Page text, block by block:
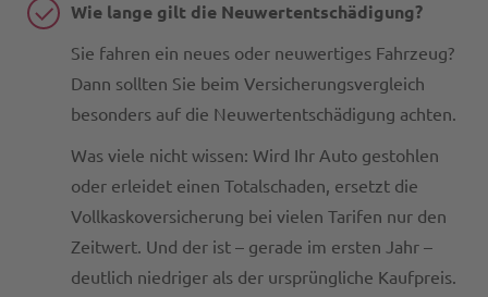
Wie lange gilt die Neuwertentschädigung?
Sie fahren ein neues oder neuwertiges Fahrzeug?
Dann sollten Sie beim Versicherungsvergleich
besonders auf die Neuwertentschädigung achten.
Was viele nicht wissen: Wird Ihr Auto gestohlen
oder erleidet einen Totalschaden, ersetzt die
Vollkaskoversicherung bei vielen Tarifen nur den
Zeitwert. Und der ist – gerade im ersten Jahr –
deutlich niedriger als der ursprüngliche Kaufpreis.